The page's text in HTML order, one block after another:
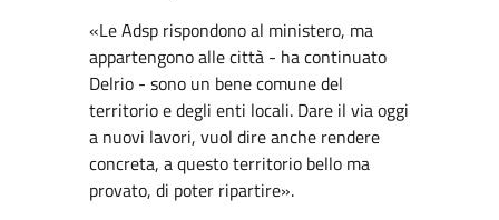
«Le Adsp rispondono al ministero, ma
appartengono alle città - ha continuato
Delrio - sono un bene comune del
territorio e degli enti locali. Dare il via oggi
a nuovi lavori, vuol dire anche rendere
concreta, a questo territorio bello ma
provato, di poter ripartire».